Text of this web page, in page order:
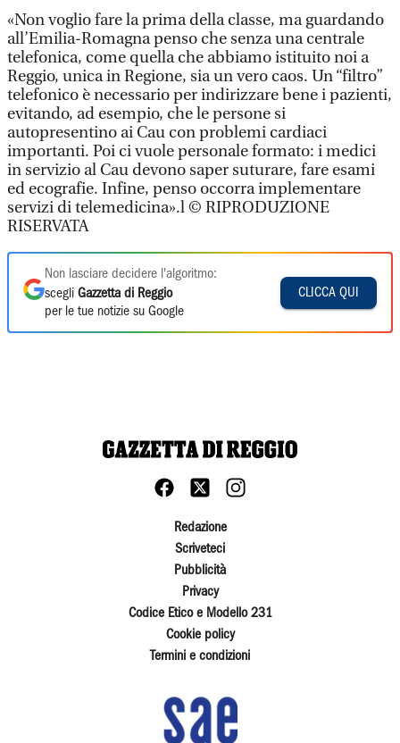
«Non voglio fare la prima della classe, ma guardando
all’Emilia-Romagna penso che senza una centrale
telefonica, come quella che abbiamo istituito noi a
Reggio, unica in Regione, sia un vero caos. Un “filtro”
telefonico è necessario per indirizzare bene i pazienti,
evitando, ad esempio, che le persone si
autopresentino ai Cau con problemi cardiaci
importanti. Poi ci vuole personale formato: i medici
in servizio al Cau devono saper suturare, fare esami
ed ecografie. Infine, penso occorra implementare
servizi di telemedicina».l © RIPRODUZIONE
RISERVATA
Non lasciare decidere l'algoritmo:
scegli Gazzetta di Reggio
per le tue notizie su Google
CLICCA QUI
Redazione
Scriveteci
Pubblicità
Privacy
Codice Etico e Modello 231
Cookie policy
Termini e condizioni